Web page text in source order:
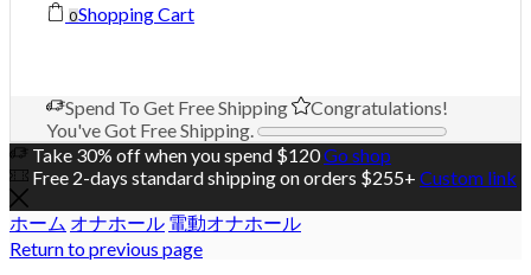
0Shopping Cart
Spend To Get Free Shipping
Congratulations!
You've Got Free Shipping.
Take 30% off when you spend $120Go shop
Free 2-days standard shipping on orders $255+ Custom link
ホーム オナホール 電動オナホール
Return to previous page